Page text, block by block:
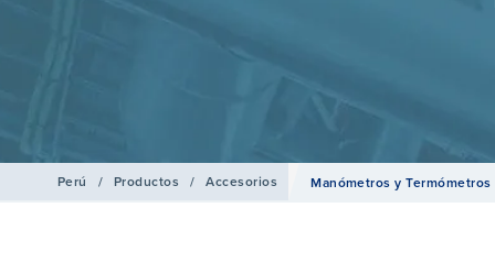
Perú / Productos / Accesorios Manómetros y Termómetros